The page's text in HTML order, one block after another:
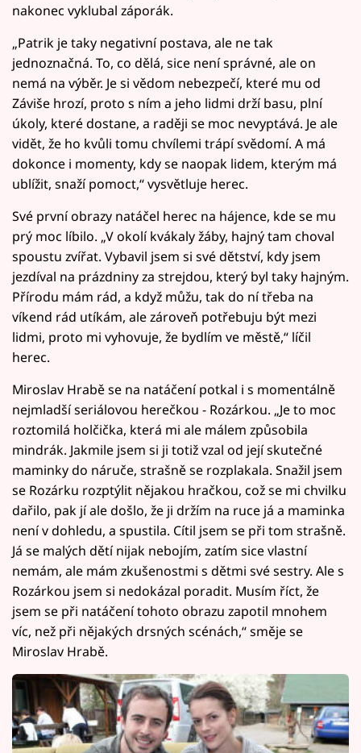
nakonec vyklubal záporák.
„Patrik je taky negativní postava, ale ne tak
jednoznačná. To, co dělá, sice není správné, ale on
nemá na výběr. Je si vědom nebezpečí, které mu od
Záviše hrozí, proto s ním a jeho lidmi drží basu, plní
úkoly, které dostane, a raději se moc nevyptává. Je ale
vidět, že ho kvůli tomu chvílemi trápí svědomí. A má
dokonce i momenty, kdy se naopak lidem, kterým má
ublížit, snaží pomoct,“ vysvětluje herec.
Své první obrazy natáčel herec na hájence, kde se mu
prý moc líbilo. „V okolí kvákaly žáby, hajný tam choval
spoustu zvířat. Vybavil jsem si své dětství, kdy jsem
jezdíval na prázdniny za strejdou, který byl taky hajným.
Přírodu mám rád, a když můžu, tak do ní třeba na
víkend rád utíkám, ale zároveň potřebuju být mezi
lidmi, proto mi vyhovuje, že bydlím ve městě,“ líčil
herec.
Miroslav Hrabě se na natáčení potkal i s momentálně
nejmladší seriálovou herečkou - Rozárkou. „Je to moc
roztomilá holčička, která mi ale málem způsobila
mindrák. Jakmile jsem si ji totiž vzal od její skutečné
maminky do náruče, strašně se rozplakala. Snažil jsem
se Rozárku rozptýlit nějakou hračkou, což se mi chvilku
dařilo, pak jí ale došlo, že ji držím na ruce já a maminka
není v dohledu, a spustila. Cítil jsem se při tom strašně.
Já se malých dětí nijak nebojím, zatím sice vlastní
nemám, ale mám zkušenostmi s dětmi své sestry. Ale s
Rozárkou jsem si nedokázal poradit. Musím říct, že
jsem se při natáčení tohoto obrazu zapotil mnohem
víc, než při nějakých drsných scénách,“ směje se
Miroslav Hrabě.